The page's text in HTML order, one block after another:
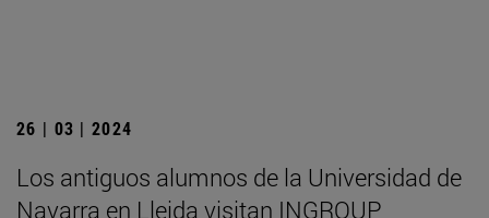
26 | 03 | 2024
Los antiguos alumnos de la Universidad de
Navarra en Lleida visitan INGROUP